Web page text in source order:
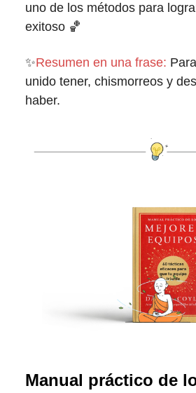
uno de los métodos para
exitoso 🏀
✨Resumen en una frase:
unido tener, chismorreos y
haber.
Manual práctico de